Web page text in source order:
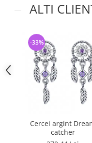
ALTI
Cercei argint
catcher
-33%